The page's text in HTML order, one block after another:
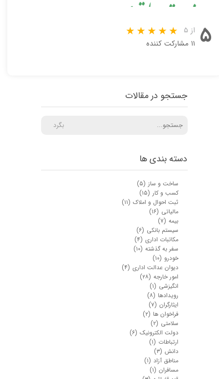
۵ از ۵
۱۱ مشارکت کننده
دسته بندی ها
ساخت و ساز (۵)
کسب و کار (۱۵)
ثبت احوال و املاک (۱۱)
مالیاتی (۱۶)
بیمه (۷)
سیستم بانکی (۶)
مکاتبات اداری (۴)
سفر به گذشته (۱۰)
خودرو (۱۰)
دیوان عدالت اداری (۴)
امور خارجه (۲۸)
انگیزشی (۱)
رویدادها (۸)
ایثارگران (۷)
فراخوان ها (۲)
سلامتی (۲)
دولت الکترونیک (۶)
ارتباطات (۱)
دانش (۳)
مناطق آزاد (۱)
مسافران (۱)
جستجو در مقالات
بگرد